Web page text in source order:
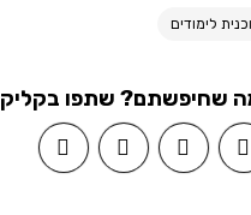
לימודים
שחיפשתם? שתפו בקליק